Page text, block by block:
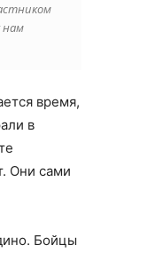
нам
время,
в
Они сами
Бойцы